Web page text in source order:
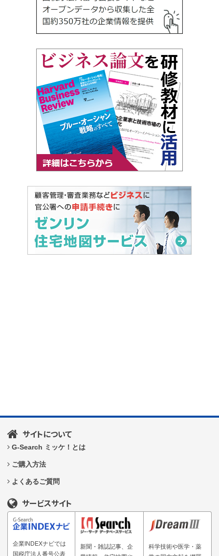
サイトについて
G-Search ミッケ！とは
ご購入方法
よくあるご質問
サービスサイト
企業INDEXナビでは
国税庁法人番号公表
新聞・雑誌記事、企
科学技術や医学・薬